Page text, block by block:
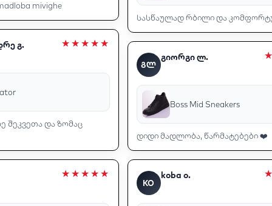
mivighe
გ.
შეკვეთა და ზომაც
სასწაულად რბილი და
ᲒᲚ
გიორგი ლ.
Boss Mid Sneakers
დიდი მადლობა, წარმატებები ❤️
KO
koba o.